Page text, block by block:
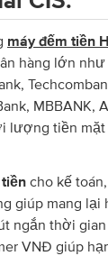
máy đếm tiền
hàng lớn như
MBBANK,
lượng tiền mặt
tiền cho kế
giúp mang lại
ngắn thời
VNĐ giúp